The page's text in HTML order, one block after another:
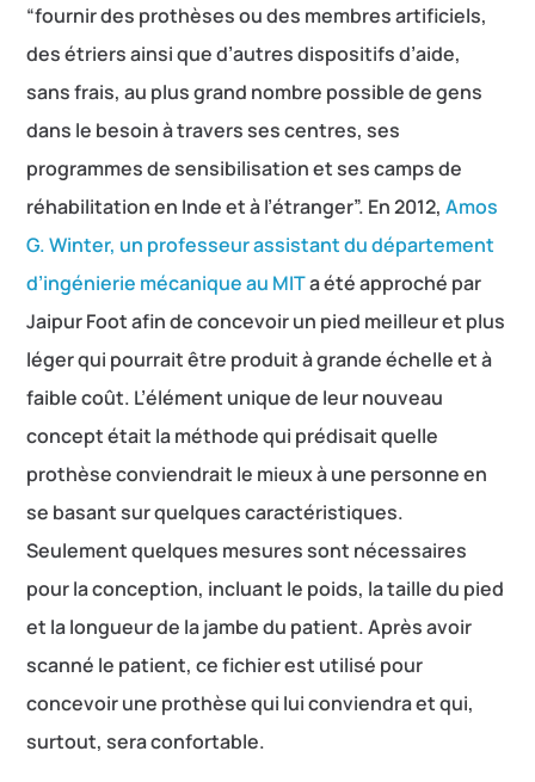
“fournir des prothèses ou des membres artificiels,
des étriers ainsi que d’autres dispositifs d’aide,
sans frais, au plus grand nombre possible de gens
dans le besoin à travers ses centres, ses
programmes de sensibilisation et ses camps de
réhabilitation en Inde et à l’étranger”. En 2012,Amos
G. Winter, un professeur assistant du département
d’ingénierie mécanique au MITa été approché par
Jaipur Foot afin de concevoir un pied meilleur et plus
léger qui pourrait être produit à grande échelle et à
faible coût. L’élément unique de leur nouveau
concept était la méthode qui prédisait quelle
prothèse conviendrait le mieux à une personne en
se basant sur quelques caractéristiques.
Seulement quelques mesures sont nécessaires
pour la conception, incluant le poids, la taille du pied
et la longueur de la jambe du patient. Après avoir
scanné le patient, ce fichier est utilisé pour
concevoir une prothèse qui lui conviendra et qui,
surtout, sera confortable.